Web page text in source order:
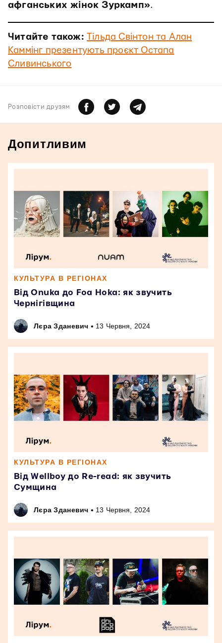
афганських жінок Зуркамп».
Читайте також:
Тільда Свінтон та Алан
Каммінг презентують проєкт Остапа
Сливинського
Розповiсти друзям
Допитливим
КУЛЬТУРА В РЕГІОНАХ
Від Onuka до Foa Hoka: як звучить
Чернігівщина
Лєра Зданевич • 13 Червня, 2024
КУЛЬТУРА В РЕГІОНАХ
Від Wellboy до Re-read: як звучить
Сумщина
Лєра Зданевич • 13 Червня, 2024